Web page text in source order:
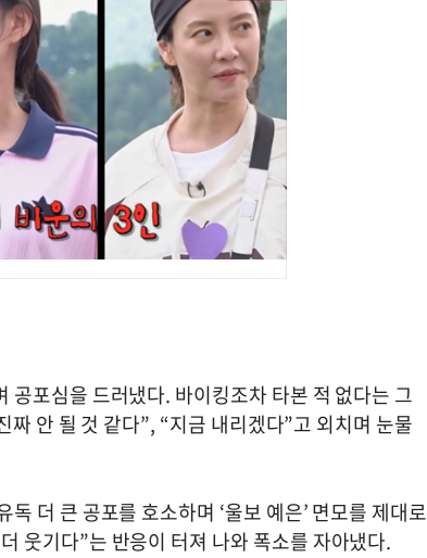
공포심을 드러냈다. 바이킹조차 타본 적 없다는 그
안 될 것 같다”, “지금 내리겠다”고 외치며 눈물
더 큰 공포를 호소하며 ‘울보 예은’ 면모를 제대로
웃기다”는 반응이 터져 나와 폭소를 자아냈다.